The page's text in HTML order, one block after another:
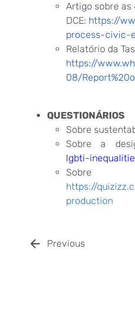
Artigo sobre as
DCE: https://
process-civic-
Relatório da
https://
08/
QUESTIONÁRIOS
Sobre
Sobre a
lgbti-
https://
production
Previous